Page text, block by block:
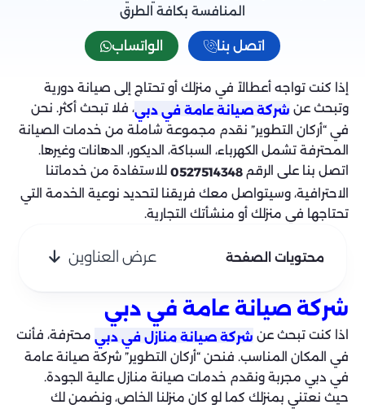
المنافسة بكافة الطرق
اتصل بنا الواتساب
إذا كنت تواجه أعطالاً في منزلك أو تحتاج إلى صيانة دورية
وتبحث عن شركة صيانة عامة في دبي، فلا تبحث أكثر. نحن
في “أركان التطوير” نقدم مجموعة شاملة من خدمات الصيانة
المحترفة تشمل الكهرباء، السباكة، الديكور، الدهانات وغيرها.
اتصل بنا على الرقم 0527514348 للاستفادة من خدماتنا
الاحترافية، وسيتواصل معك فريقنا لتحديد نوعية الخدمة التي
تحتاجها في منزلك أو منشأتك التجارية.
محتويات الصفحة عرض العناوين
شركة صيانة عامة في دبي
اذا كنت تبحث عن شركة صيانة منازل في دبي محترفة، فأنت
في المكان المناسب. فنحن “أركان التطوير” شركة صيانة عامة
في دبي مجربة ونقدم خدمات صيانة منازل عالية الجودة.
حيث نعتني بمنزلك كما لو كان منزلنا الخاص، ونضمن لك